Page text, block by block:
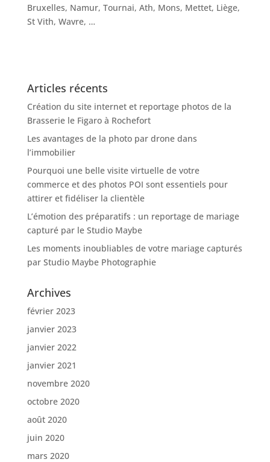
Bruxelles, Namur, Tournai, Ath, Mons, Mettet, Liège,
St Vith, Wavre, …
Articles récents
Création du site internet et reportage photos de la
Brasserie le Figaro à Rochefort
Les avantages de la photo par drone dans
l’immobilier
Pourquoi une belle visite virtuelle de votre
commerce et des photos POI sont essentiels pour
attirer et fidéliser la clientèle
L’émotion des préparatifs : un reportage de mariage
capturé par le Studio Maybe
Les moments inoubliables de votre mariage capturés
par Studio Maybe Photographie
Archives
février 2023
janvier 2023
janvier 2022
janvier 2021
novembre 2020
octobre 2020
août 2020
juin 2020
mars 2020